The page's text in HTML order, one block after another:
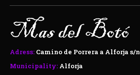
Adress: Camino de Porrera a Alforja s/n
Municipality: Alforja